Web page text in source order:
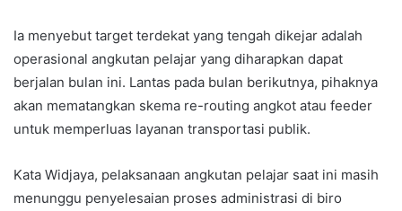
Ia menyebut target terdekat yang tengah dikejar adalah
operasional angkutan pelajar yang diharapkan dapat
berjalan bulan ini. Lantas pada bulan berikutnya, pihaknya
akan mematangkan skema re-routing angkot atau feeder
untuk memperluas layanan transportasi publik.
Kata Widjaya, pelaksanaan angkutan pelajar saat ini masih
menunggu penyelesaian proses administrasi di biro